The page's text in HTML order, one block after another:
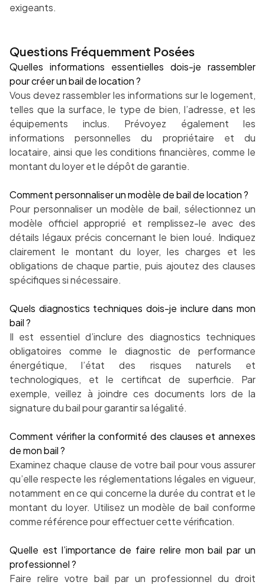
exigeants.
Questions Fréquemment Posées
Quelles informations essentielles dois-je rassembler
pour créer un bail de location ?
Vous devez rassembler les informations sur le logement,
telles que la surface, le type de bien, l’adresse, et les
équipements inclus. Prévoyez également les
informations personnelles du propriétaire et du
locataire, ainsi que les conditions financières, comme le
montant du loyer et le dépôt de garantie.
Comment personnaliser un modèle de bail de location ?
Pour personnaliser un modèle de bail, sélectionnez un
modèle officiel approprié et remplissez-le avec des
détails légaux précis concernant le bien loué. Indiquez
clairement le montant du loyer, les charges et les
obligations de chaque partie, puis ajoutez des clauses
spécifiques si nécessaire.
Quels diagnostics techniques dois-je inclure dans mon
bail ?
Il est essentiel d’inclure des diagnostics techniques
obligatoires comme le diagnostic de performance
énergétique, l’état des risques naturels et
technologiques, et le certificat de superficie. Par
exemple, veillez à joindre ces documents lors de la
signature du bail pour garantir sa légalité.
Comment vérifier la conformité des clauses et annexes
de mon bail ?
Examinez chaque clause de votre bail pour vous assurer
qu’elle respecte les réglementations légales en vigueur,
notamment en ce qui concerne la durée du contrat et le
montant du loyer. Utilisez un modèle de bail conforme
comme référence pour effectuer cette vérification.
Quelle est l’importance de faire relire mon bail par un
professionnel ?
Faire relire votre bail par un professionnel du droit